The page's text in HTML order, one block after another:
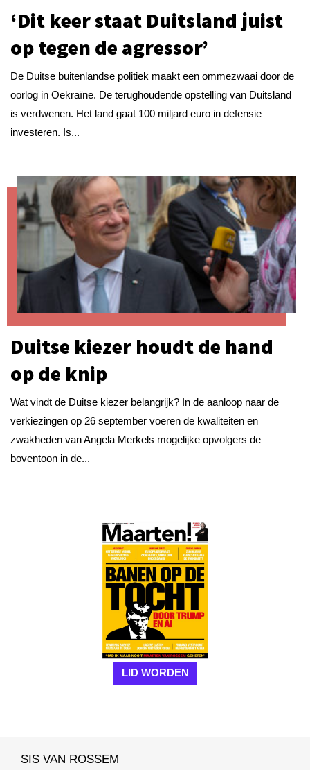
‘Dit keer staat Duitsland juist
op tegen de agressor’
De Duitse buitenlandse politiek maakt een ommezwaai door de
oorlog in Oekraïne. De terughoudende opstelling van Duitsland
is verdwenen. Het land gaat 100 miljard euro in defensie
investeren. Is...
Duitse kiezer houdt de hand
op de knip
Wat vindt de Duitse kiezer belangrijk? In de aanloop naar de
verkiezingen op 26 september voeren de kwaliteiten en
zwakheden van Angela Merkels mogelijke opvolgers de
boventoon in de...
LID WORDEN
SIS VAN ROSSEM